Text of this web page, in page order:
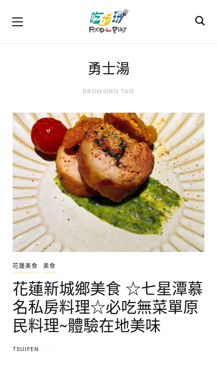
勇士湯
BROWSING TAG
花蓮美食 美食
花蓮新城鄉美食 ☆七星潭慕
名私房料理☆必吃無菜單原
民料理~體驗在地美味
TSUIFEN